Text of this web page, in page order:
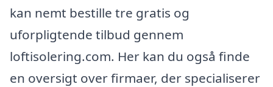
kan nemt bestille tre gratis og
uforpligtende tilbud gennem
loftisolering.com. Her kan du også finde
en oversigt over firmaer, der specialiserer